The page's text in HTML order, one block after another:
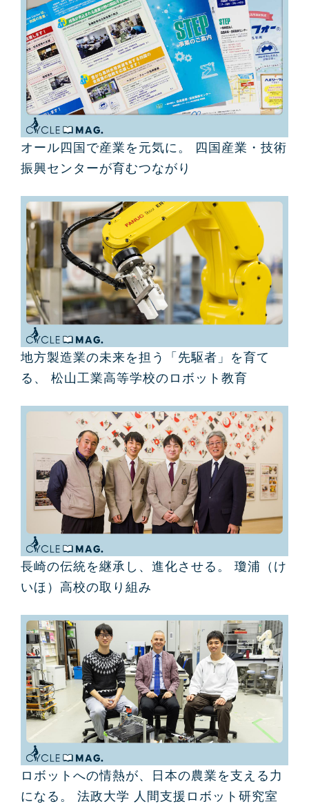
オール四国で産業を元気に。 四国産業・技術
振興センターが育むつながり
地方製造業の未来を担う「先駆者」を育て
る、 松山工業高等学校のロボット教育
長崎の伝統を継承し、進化させる。 瓊浦（け
いほ）高校の取り組み
ロボットへの情熱が、日本の農業を支える力
になる。 法政大学 人間支援ロボット研究室